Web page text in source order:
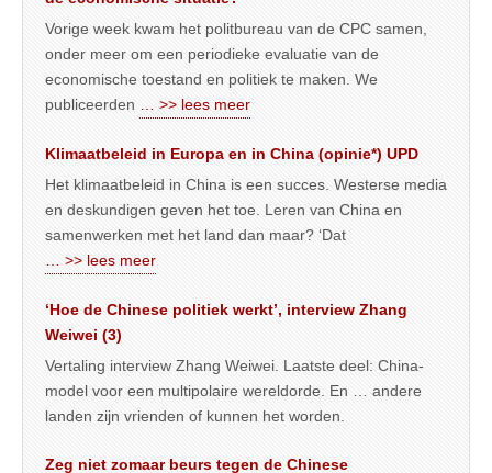
Vorige week kwam het politbureau van de CPC samen,
onder meer om een periodieke evaluatie van de
economische toestand en politiek te maken. We
publiceerden … >> lees meer
Klimaatbeleid in Europa en in China (opinie*) UPD
Het klimaatbeleid in China is een succes. Westerse media
en deskundigen geven het toe. Leren van China en
samenwerken met het land dan maar? ‘Dat
… >> lees meer
‘Hoe de Chinese politiek werkt’, interview Zhang
Weiwei (3)
Vertaling interview Zhang Weiwei. Laatste deel: China-
model voor een multipolaire wereldorde. En … andere
landen zijn vrienden of kunnen het worden.
Zeg niet zomaar beurs tegen de Chinese